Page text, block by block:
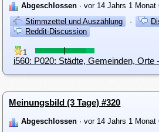
Abgeschlossen · vor 14 Jahrs 1
Stimmzettel und Auszählung
·
Reddit-Discussion
1
i560: P020: Städte, Gemeinden, Orte
Meinungsbild (3 Tage) #320
Abgeschlossen · vor 14 Jahrs 1